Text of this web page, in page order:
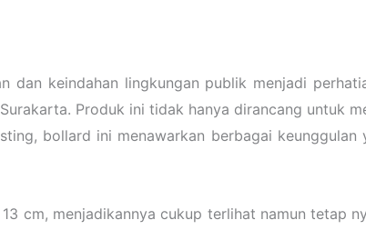
dan keindahan lingkungan publik menjadi
Produk ini tidak hanya dirancang untuk
bollard ini menawarkan berbagai
cm, menjadikannya cukup terlihat namun tetap